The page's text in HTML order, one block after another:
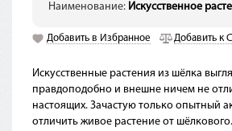
Наименование: Искусственное
Добавить в Избранное Добавить к
Искусственные растения из шёлка
правдоподобно и внешне ничем не
настоящих. Зачастую только опытный
отличить живое растение от